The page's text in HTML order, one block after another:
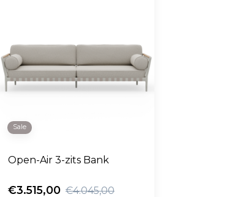
Sale
Open-Air 3-zits Bank
€3.515,00 €4.045,00